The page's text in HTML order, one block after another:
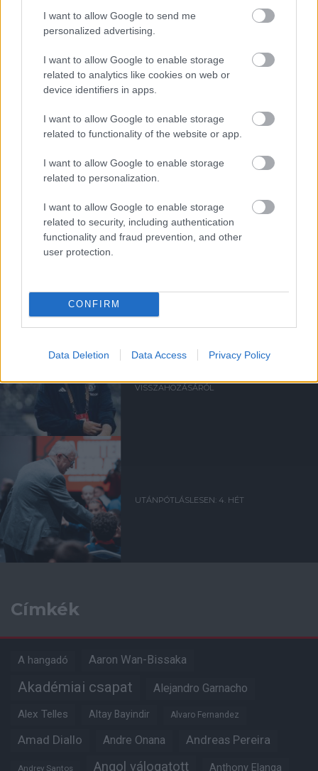
I want to allow Google to send me
personalized advertising.
I want to allow Google to enable storage
related to analytics like cookies on web or
device identifiers in apps.
I want to allow Google to enable storage
related to functionality of the website or app.
I want to allow Google to enable storage
related to personalization.
I want to allow Google to enable storage
related to security, including authentication
functionality and fraud prevention, and other
user protection.
CONFIRM
Data Deletion Data Access Privacy Policy
ELŐZŐ MÉRKŐZÉSEK
Támogatás
Támogasd adományoddal
a ManUtdFanatics.hu működését!
Kapcsolódó hírek
SIR ALEX FERGUSON
FLETCHER "SZÜRREÁLIS"
VISSZAHOZÁSÁRÓL
UTÁNPÓTLÁSLESEN: 4. HÉT
Címkék
A hangadó Aaron Wan-Bissaka
Akadémiai csapat Alejandro Garnacho
Alex Telles Altay Bayindir Alvaro Fernandez
Amad Diallo Andre Onana Andreas Pereira
Andrey Santos Angol válogatott Anthony Elanga